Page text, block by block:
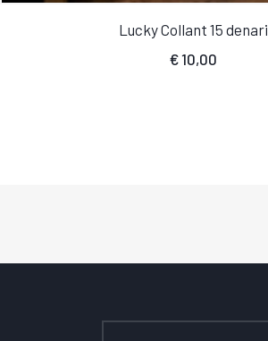
Lucky Collant 15 denari
€10,00